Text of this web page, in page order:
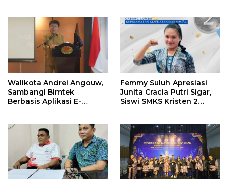
Walikota Andrei Angouw,
Sambangi Bimtek
Berbasis Aplikasi E-
Femmy Suluh Apresiasi
Junita Cracia Putri Sigar,
Siswi SMKS Kristen 2
Nasional 2026